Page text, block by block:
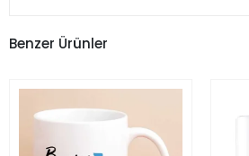
Benzer Ürünler